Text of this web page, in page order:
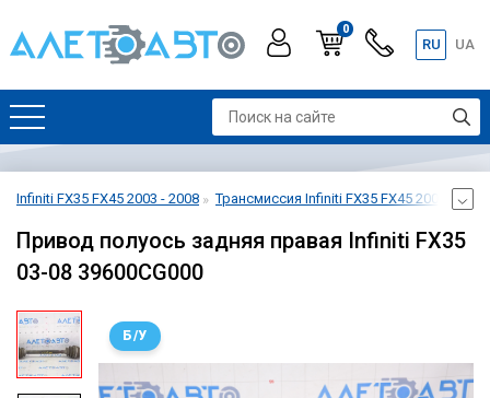
0
RU UA
Infiniti FX35 FX45 2003 - 2008 Трансмиссия Infiniti FX35 FX45 2003 - 2008
Привод полуось задняя правая Infiniti FX35
03-08 39600CG000
Б/У